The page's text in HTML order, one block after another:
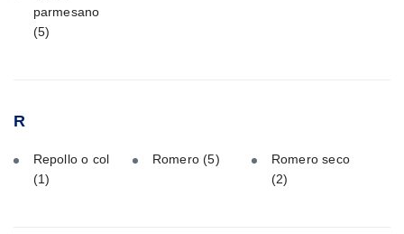
parmesano
(5)
R
Repollo o col
(1)
Romero(5)
Romero seco
(2)